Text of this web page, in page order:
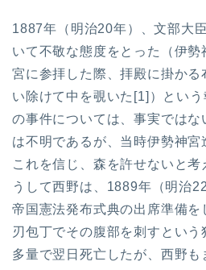
1887年（明治20年）、文部大
いて不敬な態度をとった（伊勢
宮に参拝した際、拝殿に掛か
い除けて中を覗いた[1]）とい
の事件については、事実ではな
は不明であるが、当時伊勢神宮
これを信じ、森を許せないと考
うして西野は、1889年（明治
帝国憲法発布式典の出席準備を
刃包丁でその腹部を刺すという
多量で翌日死亡したが、西野